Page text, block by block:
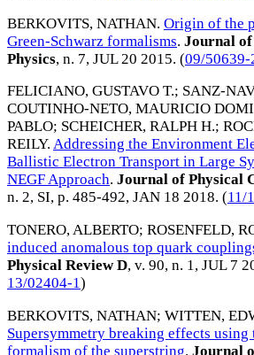
BERKOVITS, NATHAN. Origin of the
Green-Schwarz formalisms. Journal
Physics, n. 7, JUL 20 2015. (09/50639-
FELICIANO, GUSTAVO T.; SANZ-
COUTINHO-NETO, MAURICIO
PABLO; SCHEICHER, RALPH H.;
REILY. Addressing the Environment
Ballistic Electron Transport in Large
NEGF Approach. Journal of Physical
n. 2, SI, p. 485-492, JAN 18 2018. (11/
TONERO, ALBERTO; ROSENFELD,
induced anomalous top quark
Physical Review D, v. 90, n. 1, JUL 7
13/02404-1)
BERKOVITS, NATHAN; WITTEN,
Supersymmetry breaking effects using
formalism of the superstring. Journal